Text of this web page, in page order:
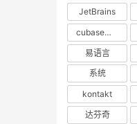
JetBrains
cubase下载
易语言
系统
kontakt
达芬奇